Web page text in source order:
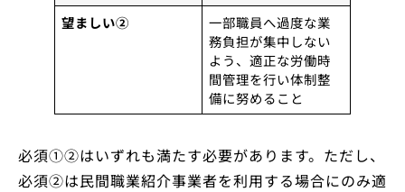
望ましい②
一部職員へ過度な業
務負担が集中しない
よう、適正な労働時
間管理を行い体制整
備に努めること
必須①②はいずれも満たす必要があります。ただし、
必須②は民間職業紹介事業者を利用する場合にのみ適